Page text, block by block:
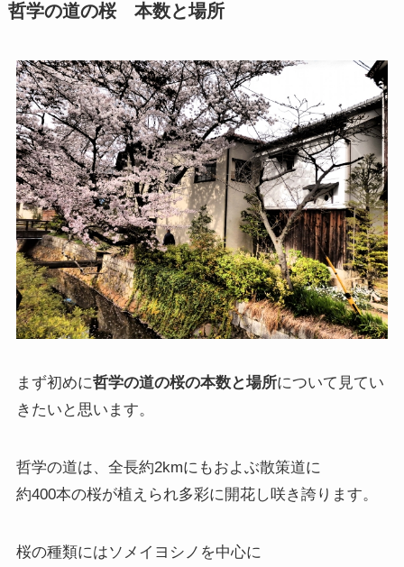
哲学の道の桜 本数と場所
まず初めに哲学の道の桜の本数と場所について見てい
きたいと思います。
哲学の道は、全長約2kmにもおよぶ散策道に
約400本の桜が植えられ多彩に開花し咲き誇ります。
桜の種類にはソメイヨシノを中心に